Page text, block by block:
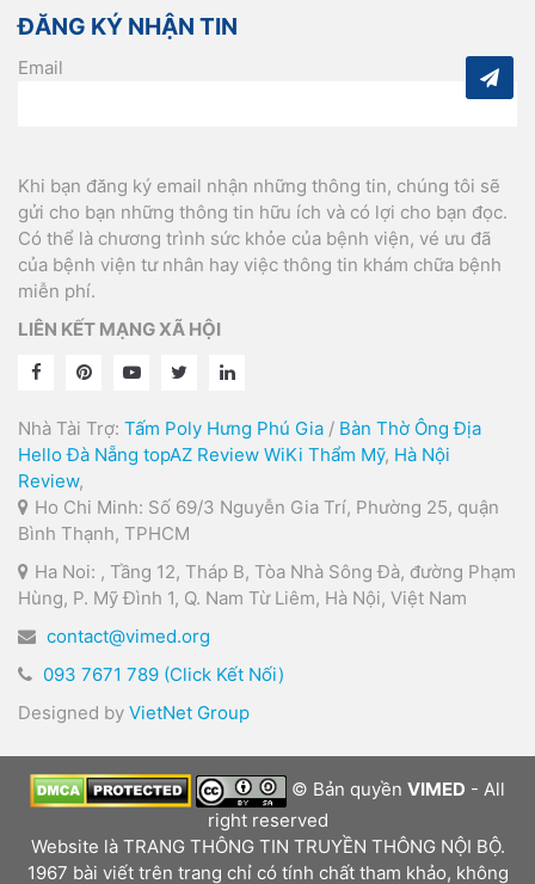
ĐĂNG KÝ NHẬN TIN
Email
Khi bạn đăng ký email nhận những thông tin, chúng tôi sẽ
gửi cho bạn những thông tin hữu ích và có lợi cho bạn đọc.
Có thể là chương trình sức khỏe của bệnh viện, vé ưu đã
của bệnh viện tư nhân hay việc thông tin khám chữa bệnh
miễn phí.
LIÊN KẾT MẠNG XÃ HỘI
Nhà Tài Trợ: Tấm Poly Hưng Phú Gia / Bàn Thờ Ông Địa
Hello Đà Nẵng topAZ Review WiKi Thẩm Mỹ, Hà Nội
Review,
Ho Chi Minh: Số 69/3 Nguyễn Gia Trí, Phường 25, quận
Bình Thạnh, TPHCM
Ha Noi: , Tầng 12, Tháp B, Tòa Nhà Sông Đà, đường Phạm
Hùng, P. Mỹ Đình 1, Q. Nam Từ Liêm, Hà Nội, Việt Nam
contact@vimed.org
093 7671 789 (Click Kết Nối)
Designed by VietNet Group
© Bản quyềnVIMED - All
right reserved
Website là TRANG THÔNG TIN TRUYỀN THÔNG NỘI BỘ.
1967 bài viết trên trang chỉ có tính chất tham khảo, không